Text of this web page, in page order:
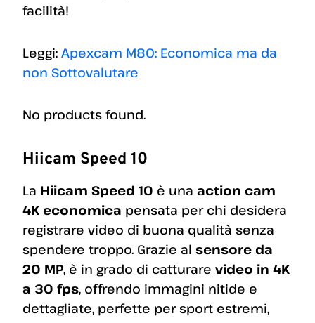
facilità!
Leggi: Apexcam M80: Economica ma da
non Sottovalutare
No products found.
Hiicam Speed 10
La Hiicam Speed 10 è una action cam
4K economica pensata per chi desidera
registrare video di buona qualità senza
spendere troppo. Grazie al sensore da
20 MP, è in grado di catturare video in 4K
a 30 fps, offrendo immagini nitide e
dettagliate, perfette per sport estremi,